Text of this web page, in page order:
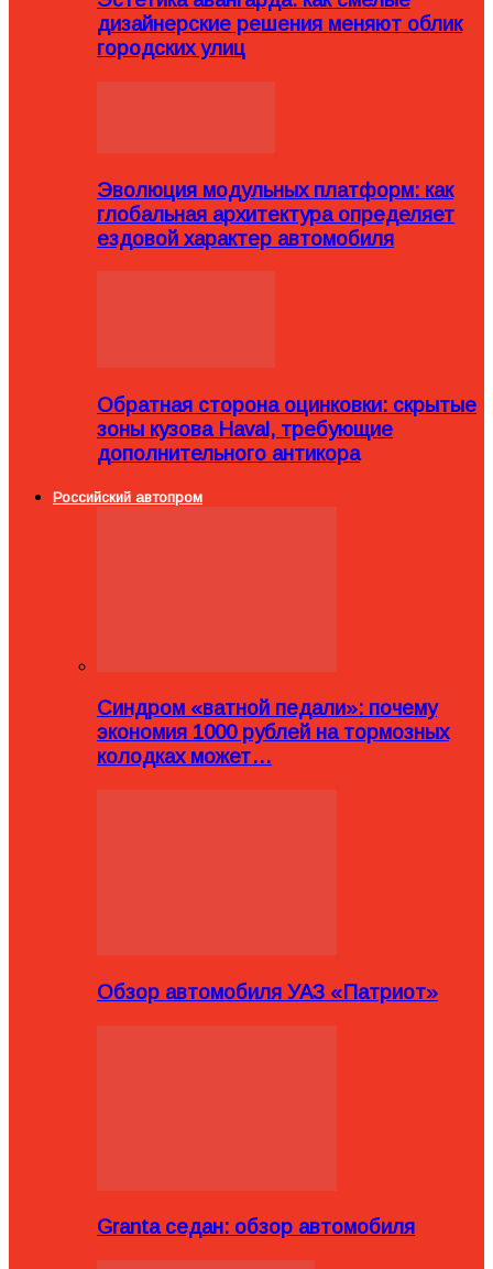
дизайнерские решения меняют облик
городских улиц
Эволюция модульных платформ: как
глобальная архитектура определяет
ездовой характер автомобиля
Обратная сторона оцинковки: скрытые
зоны кузова Haval, требующие
дополнительного антикора
Российский автопром
Синдром «ватной педали»: почему
экономия 1000 рублей на тормозных
колодках может…
Обзор автомобиля УАЗ «Патриот»
Granta седан: обзор автомобиля